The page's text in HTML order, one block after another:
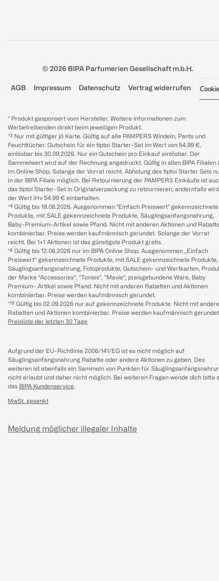
© 2026 BIPA Parfumerien Gesellschaft m.b.H.
AGB Impressum Datenschutz Vertrag widerrufen
* Produkt gesponsert vom Hersteller. Weitere Informationen zum
Werbetreibenden direkt beim jeweiligen Produkt.
*³ Nur mit gültiger jö Karte. Gültig auf alle PAMPERS Windeln, Pants und
Feuchttücher. Gutschein für ein tiptoi Starter-Set im Wert von 54.99 €,
einlösbar bis 30.09.2026. Nur ein Gutschein pro Einkauf einlösbar. Der
Sammelwert wird auf der Rechnung angedruckt. Gültig in allen BIPA Filialen
im Online Shop. Solange der Vorrat reicht. Abholung des tiptoi Starter Sets
in der BIPA Filiale möglich. Bei Retournierung der PAMPERS Einkäufe ist
das tiptoi Starter-Set in Originalverpackung zu retournieren, andernfalls wird
der Wert iHv 54.99 € einbehalten.
*⁴ Gültig bis 19.08.2026. Ausgenommen "Einfach Preiswert" gekennzeichnete
Produkte, mit SALE gekennzeichnete Produkte, Säuglingsanfangsnahrung,
Baby-Premium-Artikel sowie Pfand. Nicht mit anderen Aktionen und
kombinierbar. Preise werden kaufmännisch gerundet. Solange der Vorrat
reicht. Bei 1+1 Aktionen ist das günstigste Produkt gratis.
*⁸ Gültig bis 12.08.2026 nur im BIPA Online Shop. Ausgenommen „Einfach
Preiswert“ gekennzeichnete Produkte, mit SALE gekennzeichnete Produkte,
Säuglingsanfangsnahrung, Fotoprodukte, Gutschein- und Wertkarten,
der Marke “Accessories“, “Tonies“, “Mavie“, preisgebundene Ware, Baby
Premium- Artikel sowie Pfand. Nicht mit anderen Rabatten und Aktionen
kombinierbar. Preise werden kaufmännisch gerundet.
*¹⁰ Gültig bis 02.09.2026 nur auf gekennzeichnete Produkte. Nicht mit
Rabatten und Aktionen kombinierbar. Preise werden kaufmännisch
Preisliste der letzten 30 Tage
Aufgrund der EU-Richtlinie 2006/141/EG ist es nicht möglich auf
Säuglingsanfangsnahrung Rabatte oder andere Aktionen zu geben. Des
weiteren ist ebenfalls ein Sammeln von Punkten für
nicht erlaubt und daher nicht möglich. Bei weiteren Fragen wende dich bitte
das BIPA Kundenservice.
MwSt. gesenkt
Meldung möglicher illegaler Inhalte